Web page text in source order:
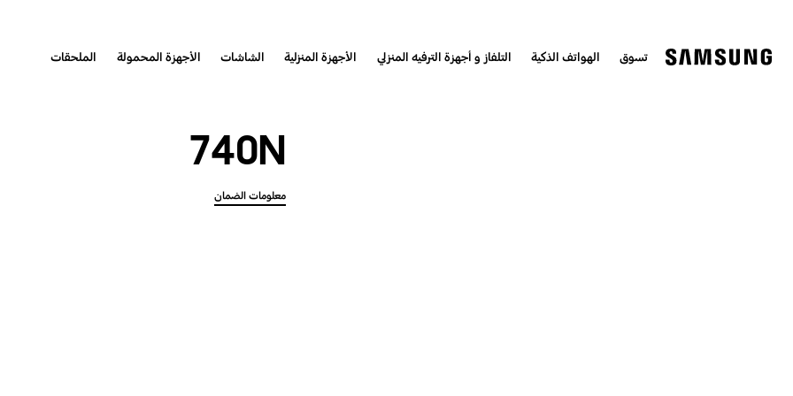
تسوق الهواتف الذكية التلفاز و أجهزة الترفيه المنزلي الأجهزة المنزلية الشاشات الأجهزة المحمولة الملحقات
740N
معلومات الضمان